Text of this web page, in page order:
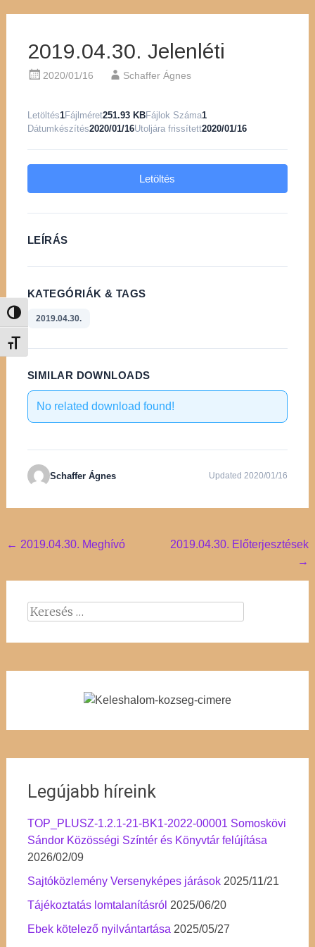
Nagy kontraszt váltása
Betűméret váltása
2019.04.30. Jelenléti
2020/01/16 Schaffer Ágnes
Letöltés1Fájlméret251.93 KBFájlok Száma1
Dátumkészítés2020/01/16Utoljára frissített2020/01/16
Letöltés
LEÍRÁS
KATEGÓRIÁK & TAGS
2019.04.30.
SIMILAR DOWNLOADS
No related download found!
Schaffer Ágnes Updated 2020/01/16
Post
← 2019.04.30. Meghívó
2019.04.30. Előterjesztések
→
Keresés:
Legújabb híreink
TOP_PLUSZ-1.2.1-21-BK1-2022-00001 Somoskövi
Sándor Közösségi Színtér és Könyvtár felújítása
2026/02/09
Sajtóközlemény Versenyképes járások 2025/11/21
Tájékoztatás lomtalanításról 2025/06/20
Ebek kötelező nyilvántartása 2025/05/27